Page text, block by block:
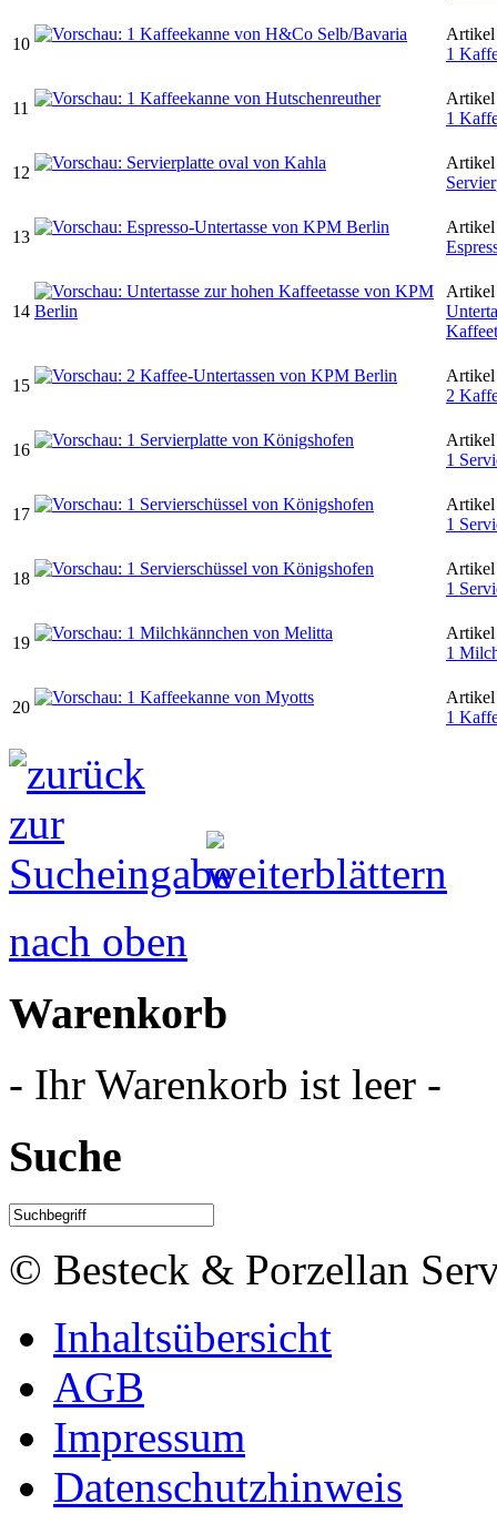
10
Artikel
1
11
Artikel
1
12
Artikel
13
Artikel
14
Artikel
15
Artikel
2
16
Artikel
1
17
Artikel
1
18
Artikel
1
19
Artikel
1
20
Artikel
1
nach oben
Warenkorb
- Ihr Warenkorb ist leer -
Suche
© Besteck & Porzellan
Inhaltsübersicht
AGB
Impressum
Datenschutzhinweis